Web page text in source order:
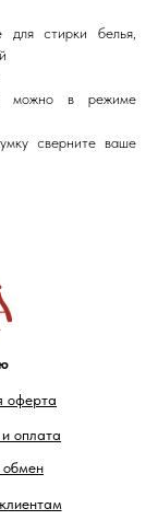
стирки белья,
можно в режиме
сверните ваше
оферта
обмен
оплата